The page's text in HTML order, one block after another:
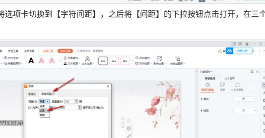
选项卡切换到【字符间距】，之后将【间距】的下拉按钮点击打开，在三